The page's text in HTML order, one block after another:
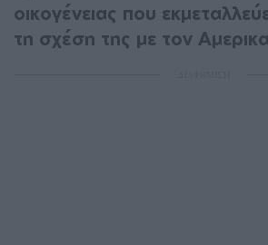
οικογένειας που
τη σχέση της με τον